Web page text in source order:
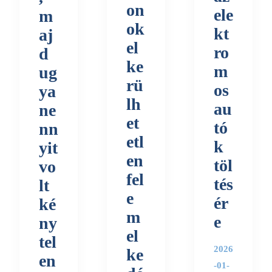
m
aj
d
ug
ya
ne
nn
yit
vo
lt
ké
ny
tel
en
on
ok
el
ke
rü
lh
et
etl
en
fel
e
m
el
ke
ele
kt
ro
m
os
au
tó
k
töl
tés
ér
e
2026
-01-